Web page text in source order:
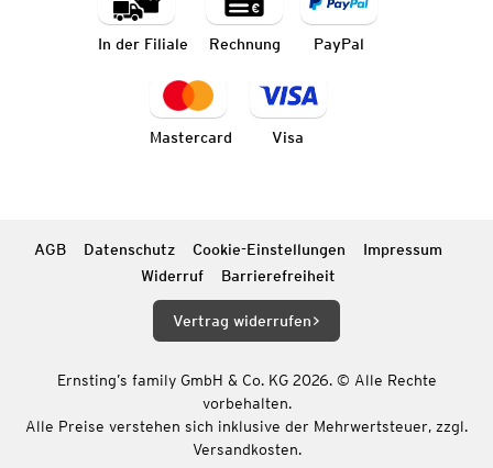
In der Filiale Rechnung PayPal
Mastercard Visa
AGB Datenschutz Cookie-Einstellungen
Impressum
Widerruf
Barrierefreiheit
Vertrag widerrufen
Ernsting’s family GmbH & Co. KG 2026. © Alle Rechte
vorbehalten.
Alle Preise verstehen sich inklusive der Mehrwertsteuer, zzgl.
Versandkosten.